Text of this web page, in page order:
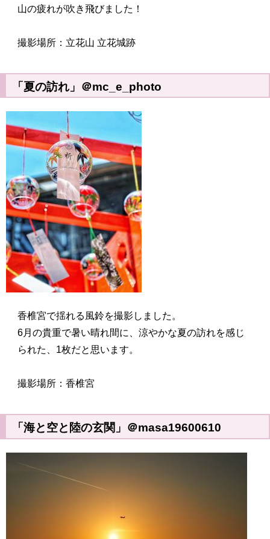
山の疲れが吹き飛びました！
撮影場所：立花山 立花城跡
「夏の訪れ」＠mc_e_photo
香椎宮で揺れる風鈴を撮影しました。
6月の貴重で暑い晴れ間に、涼やかな夏の訪れを感じ
られた、1枚だと思います。
撮影場所：香椎宮
「海と空と陸の玄関」＠masa19600610